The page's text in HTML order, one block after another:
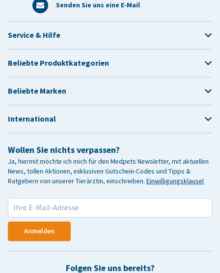
Senden Sie uns eine E-Mail
Wollen Sie nichts verpassen?
Ja, hiermit möchte ich mich für den Medpets Newsletter, mit aktuellen
News, tollen Aktionen, exklusiven Gutschein-Codes und Tipps &
Ratgebern von unserer Tierärztin, einschreiben. Einwilligungsklausel
Anmelden
Folgen Sie uns bereits?
Service & Hilfe
Beliebte Produktkategorien
Beliebte Marken
International